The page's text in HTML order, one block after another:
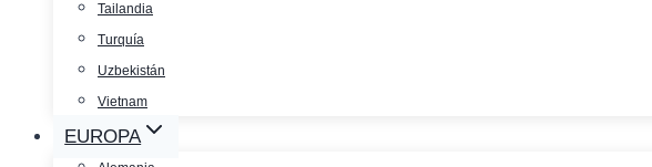
Tailandia
Turquía
Uzbekistán
Vietnam
EUROPA